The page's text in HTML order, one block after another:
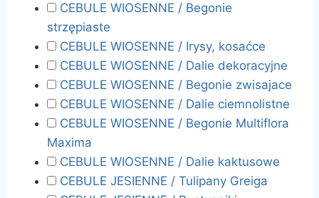
CEBULE WIOSENNE / Begonie
strzępiaste
CEBULE WIOSENNE / Irysy, kosaćce
CEBULE WIOSENNE / Dalie dekoracyjne
CEBULE WIOSENNE / Begonie zwisajace
CEBULE WIOSENNE / Dalie ciemnolistne
CEBULE WIOSENNE / Begonie Multiflora
Maxima
CEBULE WIOSENNE / Dalie kaktusowe
CEBULE JESIENNE / Tulipany Greiga